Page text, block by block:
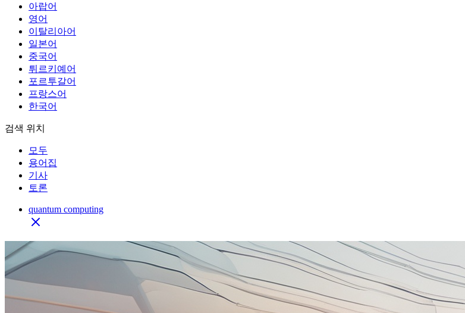
아랍어
영어
이탈리아어
일본어
중국어
튀르키예어
포르투갈어
프랑스어
한국어
검색 위치
모두
용어집
기사
토론
quantum computing